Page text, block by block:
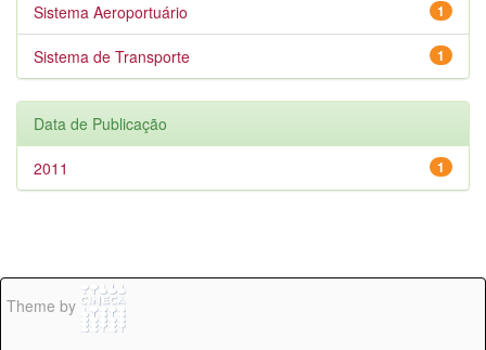
1
Sistema Aeroportuário
1
Sistema de Transporte
Data de Publicação
1
2011
Theme by